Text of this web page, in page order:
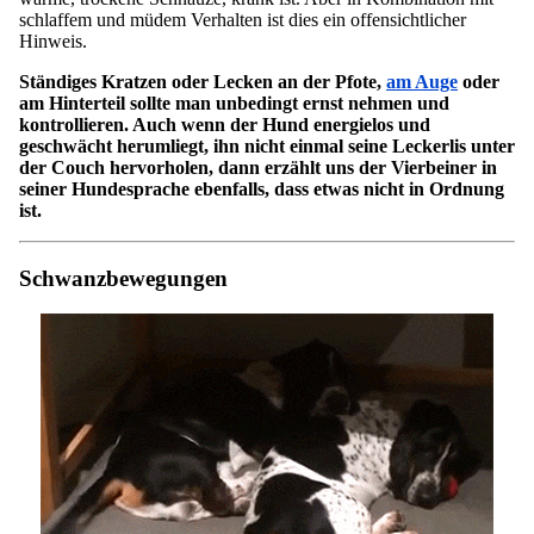
schlaffem und müdem Verhalten ist dies ein offensichtlicher
Hinweis.
Ständiges Kratzen oder Lecken an der Pfote, am Auge oder
am Hinterteil sollte man unbedingt ernst nehmen und
kontrollieren. Auch wenn der Hund energielos und
geschwächt herumliegt, ihn nicht einmal seine Leckerlis unter
der Couch hervorholen, dann erzählt uns der Vierbeiner in
seiner Hundesprache ebenfalls, dass etwas nicht in Ordnung
ist.
Schwanzbewegungen